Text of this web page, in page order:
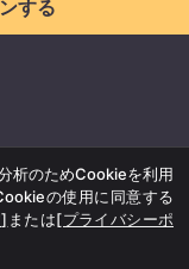
する
析のためCookieを利用
の使用に同意する
または[プライバシーポ